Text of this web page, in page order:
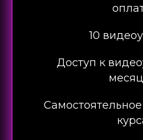
10
Доступ к